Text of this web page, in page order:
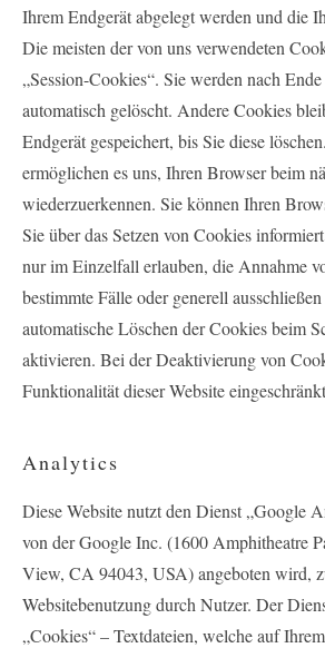
Ihrem Endgerät abgelegt werden und die
Die meisten der von uns verwendeten
„Session-Cookies“. Sie werden nach
automatisch gelöscht. Andere Cookies
Endgerät gespeichert, bis Sie diese
ermöglichen es uns, Ihren Browser beim
wiederzuerkennen. Sie können Ihren
Sie über das Setzen von Cookies
nur im Einzelfall erlauben, die Annahme
bestimmte Fälle oder generell
automatische Löschen der Cookies beim
aktivieren. Bei der Deaktivierung von
Funktionalität dieser Website
Analytics
Diese Website nutzt den Dienst „Google
von der Google Inc. (1600 Amphitheatre
View, CA 94043, USA) angeboten wird,
Websitebenutzung durch Nutzer. Der
„Cookies“ – Textdateien, welche auf